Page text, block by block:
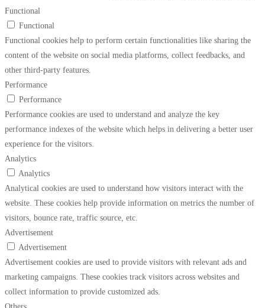
Functional
Functional
Functional cookies help to perform certain functionalities like sharing the
content of the website on social media platforms, collect feedbacks, and
other third-party features.
Performance
Performance
Performance cookies are used to understand and analyze the key
performance indexes of the website which helps in delivering a better user
experience for the visitors.
Analytics
Analytics
Analytical cookies are used to understand how visitors interact with the
website. These cookies help provide information on metrics the number of
visitors, bounce rate, traffic source, etc.
Advertisement
Advertisement
Advertisement cookies are used to provide visitors with relevant ads and
marketing campaigns. These cookies track visitors across websites and
collect information to provide customized ads.